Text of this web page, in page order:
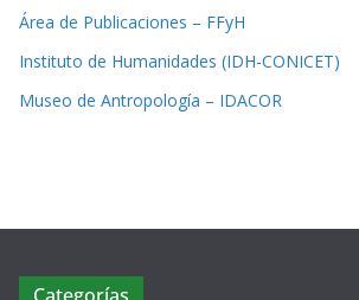
Área de Publicaciones – FFyH
Instituto de Humanidades (IDH-CONICET)
Museo de Antropología – IDACOR